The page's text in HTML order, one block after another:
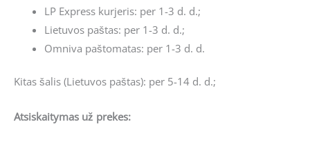
LP Express kurjeris: per 1-3 d. d.;
Lietuvos paštas: per 1-3 d. d.;
Omniva paštomatas: per 1-3 d. d.
Kitas šalis (Lietuvos paštas): per 5-14 d. d.;
Atsiskaitymas už prekes: